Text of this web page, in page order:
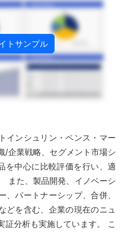
トサンプル
インシュリン・ペンス・マー
/企業戦略、セグメント市場シ
を中心に比較評価を行い、適
また、製品開発、イノベーシ
、パートナーシップ、合併、
どを含む、企業の現在のニュ
証分析も実施しています。 こ